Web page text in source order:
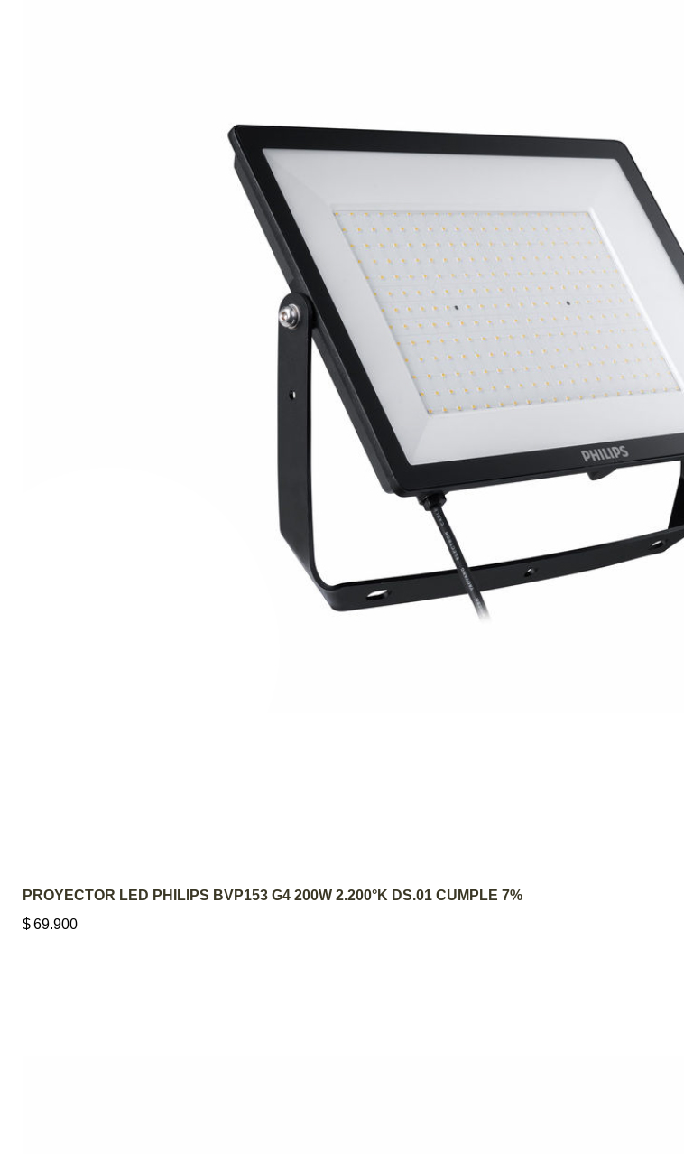
AGREGAR AL CARRITO
PROYECTOR LED PHILIPS BVP153 G4 200W 2.200°K DS.01 CUMPLE 7%
$69.900